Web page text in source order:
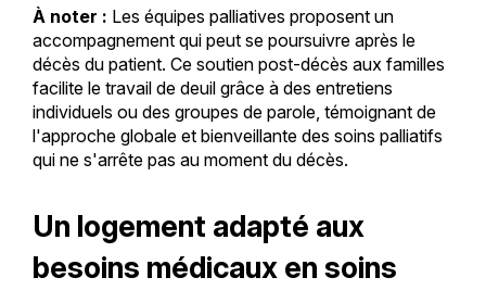
À noter : Les équipes palliatives proposent un
accompagnement qui peut se poursuivre après le
décès du patient. Ce soutien post-décès aux familles
facilite le travail de deuil grâce à des entretiens
individuels ou des groupes de parole, témoignant de
l'approche globale et bienveillante des soins palliatifs
qui ne s'arrête pas au moment du décès.
Un logement adapté aux
besoins médicaux en soins